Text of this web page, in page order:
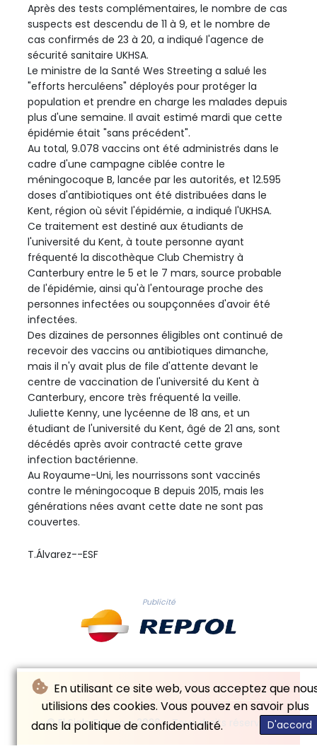
En utilisant ce site web, vous acceptez que
utilisions des cookies. Vous pouvez en savoir plus
dans la politique de confidentialité.
D'accord
Après des tests complémentaires, le nombre de cas
suspects est descendu de 11 à 9, et le nombre de
cas confirmés de 23 à 20, a indiqué l'agence de
sécurité sanitaire UKHSA.
Le ministre de la Santé Wes Streeting a salué les
"efforts herculéens" déployés pour protéger la
population et prendre en charge les malades depuis
plus d'une semaine. Il avait estimé mardi que cette
épidémie était "sans précédent".
Au total, 9.078 vaccins ont été administrés dans le
cadre d'une campagne ciblée contre le
méningocoque B, lancée par les autorités, et 12.595
doses d'antibiotiques ont été distribuées dans le
Kent, région où sévit l'épidémie, a indiqué l'UKHSA.
Ce traitement est destiné aux étudiants de
l'université du Kent, à toute personne ayant
fréquenté la discothèque Club Chemistry à
Canterbury entre le 5 et le 7 mars, source probable
de l'épidémie, ainsi qu'à l'entourage proche des
personnes infectées ou soupçonnées d'avoir été
infectées.
Des dizaines de personnes éligibles ont continué de
recevoir des vaccins ou antibiotiques dimanche,
mais il n'y avait plus de file d'attente devant le
centre de vaccination de l'université du Kent à
Canterbury, encore très fréquenté la veille.
Juliette Kenny, une lycéenne de 18 ans, et un
étudiant de l'université du Kent, âgé de 21 ans, sont
décédés après avoir contracté cette grave
infection bactérienne.
Au Royaume-Uni, les nourrissons sont vaccinés
contre le méningocoque B depuis 2015, mais les
générations nées avant cette date ne sont pas
couvertes.
T.Álvarez--ESF
Publicité
© El Siglo Futuro - 2026 - Tous droits réservés